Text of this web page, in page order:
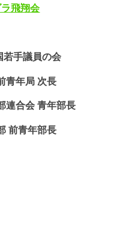
飛翔会
若手議員の会
青年局 次長
連合会 青年部長
前青年部長